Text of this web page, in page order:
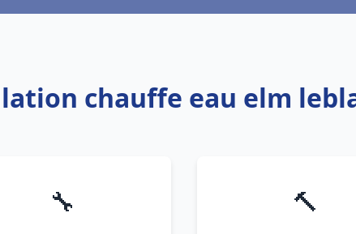
chauffe eau elm
🔧 🔨